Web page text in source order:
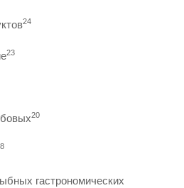
24
23
20
гастрономических